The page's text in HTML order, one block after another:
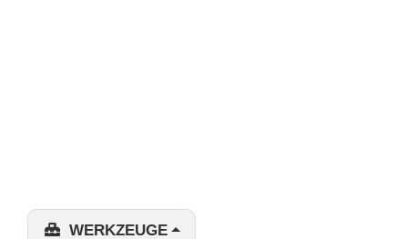
WERKZEUGE